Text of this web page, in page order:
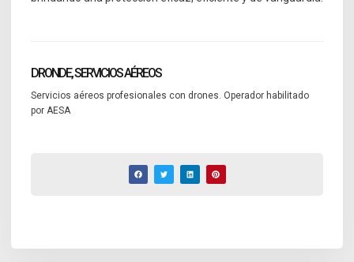
DRONDE, SERVICIOS AÉREOS
Servicios aéreos profesionales con drones. Operador habilitado
por AESA